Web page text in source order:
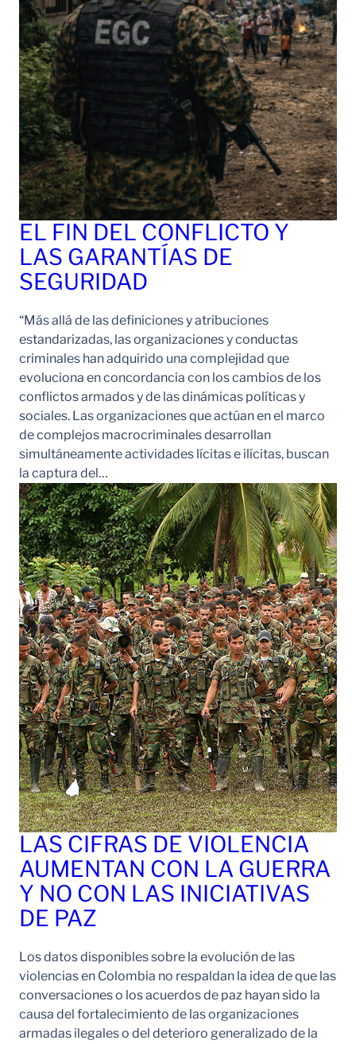
EL FIN DEL CONFLICTO Y
LAS GARANTÍAS DE
SEGURIDAD
“Más allá de las definiciones y atribuciones
estandarizadas, las organizaciones y conductas
criminales han adquirido una complejidad que
evoluciona en concordancia con los cambios de los
conflictos armados y de las dinámicas políticas y
sociales. Las organizaciones que actúan en el marco
de complejos macrocriminales desarrollan
simultáneamente actividades lícitas e ilícitas, buscan
la captura del…
LAS CIFRAS DE VIOLENCIA
AUMENTAN CON LA GUERRA
Y NO CON LAS INICIATIVAS
DE PAZ
Los datos disponibles sobre la evolución de las
violencias en Colombia no respaldan la idea de que las
conversaciones o los acuerdos de paz hayan sido la
causa del fortalecimiento de las organizaciones
armadas ilegales o del deterioro generalizado de la